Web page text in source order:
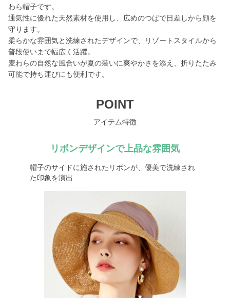
わら帽子です。
通気性に優れた天然素材を使用し、広めのつばで日差しから顔を
守ります。
柔らかな雰囲気と洗練されたデザインで、リゾートスタイルから
普段使いまで幅広く活躍。
麦わらの自然な風合いが夏の装いに爽やかさを添え、折りたたみ
可能で持ち運びにも便利です。
POINT
アイテム特徴
リボンデザインで上品な雰囲気
帽子のサイドに施されたリボンが、優美で洗練され
た印象を演出